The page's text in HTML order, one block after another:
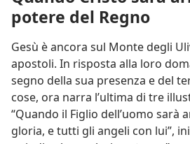
potere del Regno
Gesù è ancora sul Monte degli
apostoli. In risposta alla loro
segno della sua presenza e del
cose, ora narra l’ultima di tre
“Quando il Figlio dell’uomo sarà
gloria, e tutti gli angeli con lui”,